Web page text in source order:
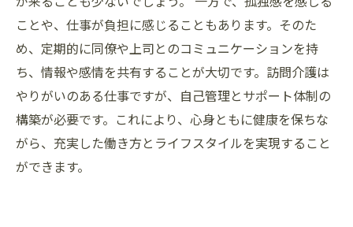
ことや、仕事が負担に感じることもあります。そのた
め、定期的に同僚や上司とのコミュニケーションを持
ち、情報や感情を共有することが大切です。訪問介護は
やりがいのある仕事ですが、自己管理とサポート体制の
構築が必要です。これにより、心身ともに健康を保ちな
がら、充実した働き方とライフスタイルを実現すること
ができます。